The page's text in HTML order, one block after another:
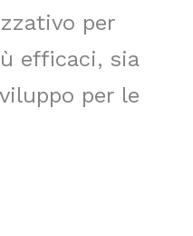
per
efficaci, sia
per le